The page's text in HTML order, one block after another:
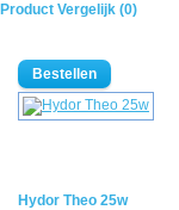
Product Vergelijk (0)
Hydor Theo 25w